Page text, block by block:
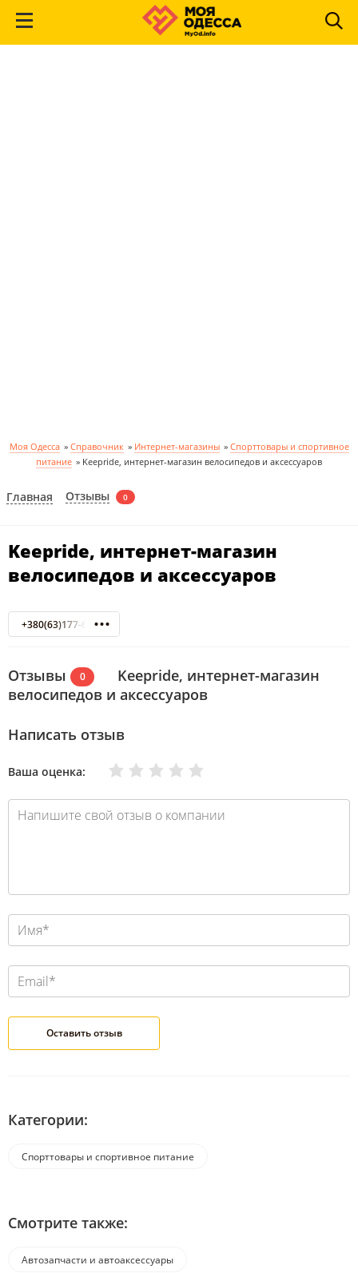
Моя Одесса » Справочник » Интернет-магазины » Спорттовары и спортивное
питание » Keepride, интернет-магазин велосипедов и аксессуаров
Главная Отзывы 0
Keepride, интернет-магазин
велосипедов и аксессуаров
+380(63)177-61-00
Отзывы 0
Keepride, интернет-магазин
велосипедов и аксессуаров
Написать отзыв
Ваша оценка: Отлично
Хорошо
Нормально
Плохо
Очень плохо
Категории:
Спорттовары и спортивное питание
Смотрите также:
Автозапчасти и автоаксессуары